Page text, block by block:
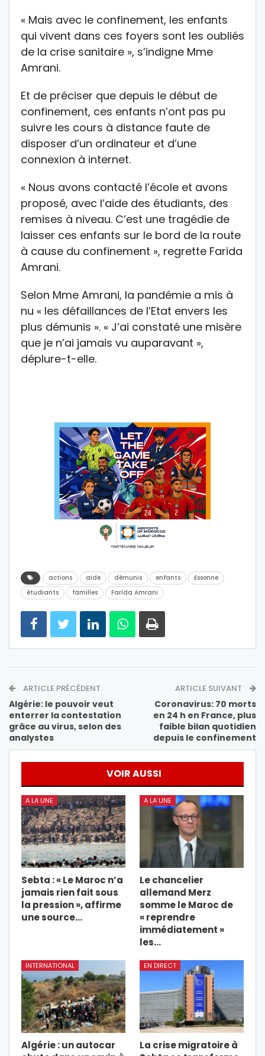
« Mais avec le confinement, les enfants
qui vivent dans ces foyers sont les oubliés
de la crise sanitaire », s’indigne Mme
Amrani.
Et de préciser que depuis le début de
confinement, ces enfants n’ont pas pu
suivre les cours à distance faute de
disposer d’un ordinateur et d’une
connexion à internet.
« Nous avons contacté l’école et avons
proposé, avec l’aide des étudiants, des
remises à niveau. C’est une tragédie de
laisser ces enfants sur le bord de la route
à cause du confinement », regrette Farida
Amrani.
Selon Mme Amrani, la pandémie a mis à
nu « les défaillances de l’Etat envers les
plus démunis ». « J’ai constaté une misère
que je n’ai jamais vu auparavant »,
déplure-t-elle.
actions aide démunis enfants
Essonne
étudiants
familles Farida Amrani
ARTICLE PRÉCÉDENT
Algérie: le pouvoir veut
enterrer la contestation
grâce au virus, selon des
analystes
ARTICLE SUIVANT
Coronavirus: 70 morts
en 24 h en France, plus
faible bilan quotidien
depuis le confinement
VOIR AUSSI
A LA UNE
Sebta : « Le Maroc n’a
jamais rien fait sous
la pression », affirme
une source…
A LA UNE
Le chancelier
allemand Merz
somme le Maroc de
« reprendre
immédiatement »
les…
INTERNATIONAL
Algérie : un autocar
EN DIRECT
La crise migratoire à